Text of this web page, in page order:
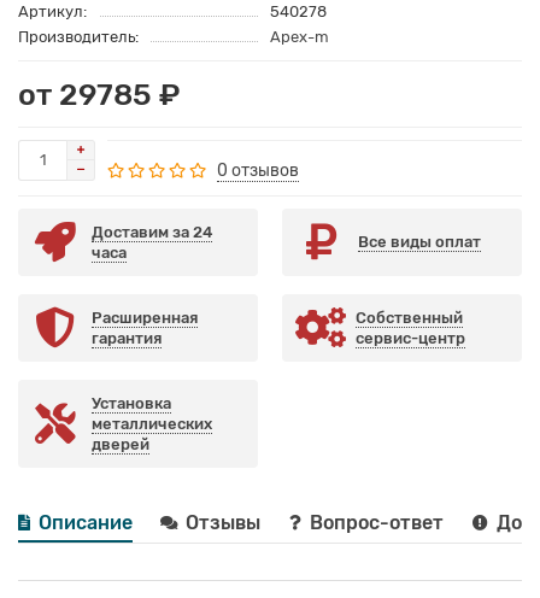
Артикул:
540278
Производитель:
Apex-m
от 29785 ₽
0 отзывов
Доставим за 24
часа
Все виды оплат
Расширенная
гарантия
Собственный
сервис-центр
Установка
металлических
дверей
Описание Отзывы Вопрос-ответ